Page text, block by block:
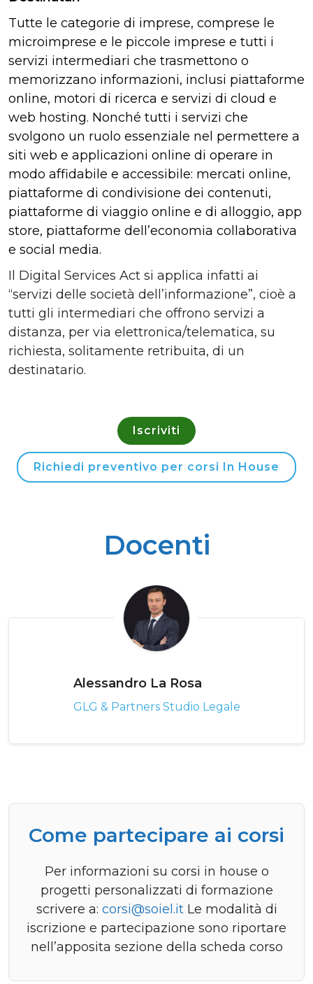
Tutte le categorie di imprese, comprese le
microimprese e le piccole imprese e tutti i
servizi intermediari che trasmettono o
memorizzano informazioni, inclusi piattaforme
online, motori di ricerca e servizi di cloud e
web hosting. Nonché tutti i servizi che
svolgono un ruolo essenziale nel permettere a
siti web e applicazioni online di operare in
modo affidabile e accessibile: mercati online,
piattaforme di condivisione dei contenuti,
piattaforme di viaggio online e di alloggio, app
store, piattaforme dell’economia collaborativa
e social media.
Il Digital Services Act si applica infatti ai
“servizi delle società dell’informazione”, cioè a
tutti gli intermediari che offrono servizi a
distanza, per via elettronica/telematica, su
richiesta, solitamente retribuita, di un
destinatario.
Iscriviti
Richiedi preventivo per corsi In House
Docenti
Alessandro La Rosa
GLG & Partners Studio Legale
Come partecipare ai corsi
Per informazioni su corsi in house o
progetti personalizzati di formazione
scrivere a: corsi@soiel.itLe modalità di
iscrizione e partecipazione sono riportare
nell’apposita sezione della scheda corso